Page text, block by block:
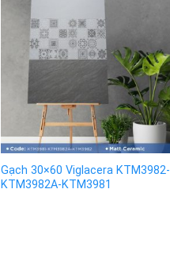
Gạch 30×60 Viglacera KTM3982-
KTM3982A-KTM3981